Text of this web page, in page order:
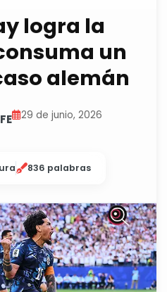
logra la
un
alemán
29 de junio, 2026
836 palabras